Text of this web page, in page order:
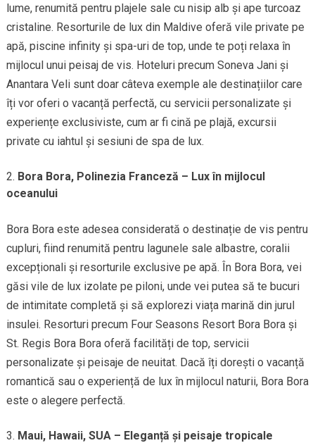
lume, renumită pentru plajele sale cu nisip alb și ape turcoaz
cristaline. Resorturile de lux din Maldive oferă vile private pe
apă, piscine infinity și spa-uri de top, unde te poți relaxa în
mijlocul unui peisaj de vis. Hoteluri precum Soneva Jani și
Anantara Veli sunt doar câteva exemple ale destinațiilor care
îți vor oferi o vacanță perfectă, cu servicii personalizate și
experiențe exclusiviste, cum ar fi cină pe plajă, excursii
private cu iahtul și sesiuni de spa de lux.
Bora Bora, Polinezia Franceză – Lux în mijlocul
oceanului
Bora Bora este adesea considerată o destinație de vis pentru
cupluri, fiind renumită pentru lagunele sale albastre, coralii
excepționali și resorturile exclusive pe apă. În Bora Bora, vei
găsi vile de lux izolate pe piloni, unde vei putea să te bucuri
de intimitate completă și să explorezi viața marină din jurul
insulei. Resorturi precum Four Seasons Resort Bora Bora și
St. Regis Bora Bora oferă facilități de top, servicii
personalizate și peisaje de neuitat. Dacă îți dorești o vacanță
romantică sau o experiență de lux în mijlocul naturii, Bora Bora
este o alegere perfectă.
Maui, Hawaii, SUA – Eleganță și peisaje tropicale